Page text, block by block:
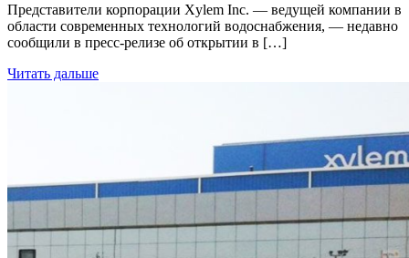
Представители корпорации Xylem Inc. — ведущей компании в
области современных технологий водоснабжения, — недавно
сообщили в пресс-релизе об открытии в […]
Читать дальше